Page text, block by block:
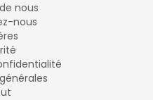
nous
nous